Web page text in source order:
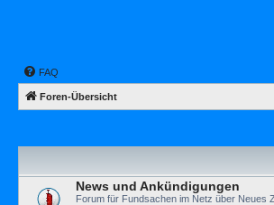
FAQ
Foren-Übersicht
News und Ankündigungen
Forum für Fundsachen im Netz über Neues